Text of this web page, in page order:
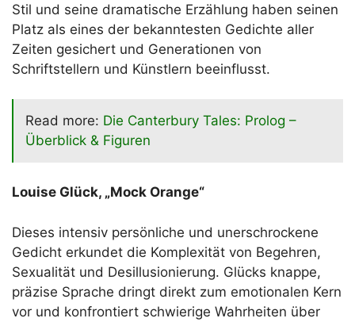
Stil und seine dramatische Erzählung haben seinen
Platz als eines der bekanntesten Gedichte aller
Zeiten gesichert und Generationen von
Schriftstellern und Künstlern beeinflusst.
Read more: Die Canterbury Tales: Prolog –
Überblick & Figuren
Louise Glück, „Mock Orange“
Dieses intensiv persönliche und unerschrockene
Gedicht erkundet die Komplexität von Begehren,
Sexualität und Desillusionierung. Glücks knappe,
präzise Sprache dringt direkt zum emotionalen Kern
vor und konfrontiert schwierige Wahrheiten über